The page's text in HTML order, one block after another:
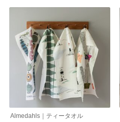
Almedahls｜ティータオル